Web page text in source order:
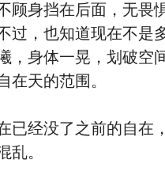
身挡在后面，无畏
过，也知道现在不是
，身体一晃，划破空
在天的范围。
经没了之前的自在
乱。